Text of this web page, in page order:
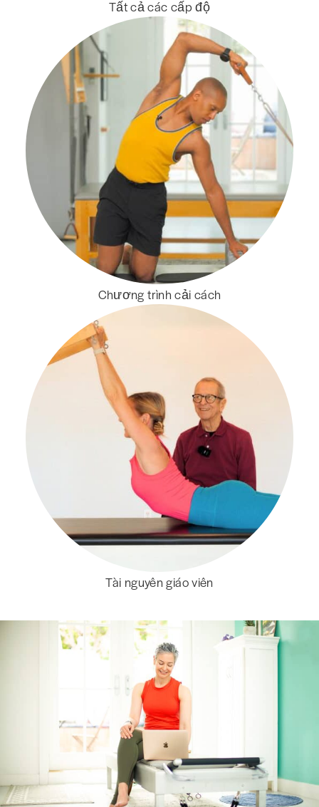
Tất cả các cấp độ
Chương trình cải cách
Tài nguyên giáo viên